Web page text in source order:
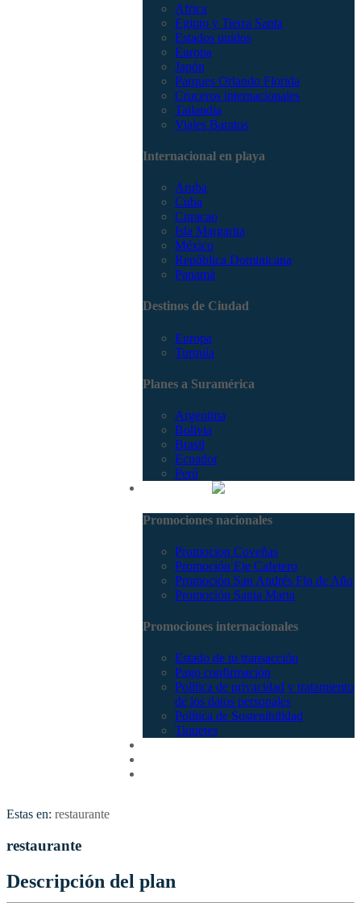
Africa
Egipto y Tierra Santa
Estados unidos
Europa
Japón
Parques Orlando Florida
Cruceros internacionales
Tailandia
Viajes Baratos
Internacional en playa
Aruba
Cuba
Curacao
Isla Margarita
México
República Dominicana
Panamá
Destinos de Ciudad
Europa
Turquía
Planes a Suramérica
Argentina
Bolivia
Brasil
Ecuador
Perú
Promociones nacionales
Promocion Coveñas
Promoción Eje Cafetero
Promoción San Andrés Fin de Año
Promoción Santa Marta
Promociones internacionales
Estado de tu transacción
Pago confirmación
Política de privacidad y tratamiento
de los datos personales
Política de Sostenibilidad
Tiquetes
Estas en: restaurante
restaurante
Descripción del plan